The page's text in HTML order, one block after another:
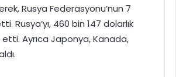
Rusya Federasyonu’nun 7
Rusya’yı, 460 bin 147 dolarlık
Ayrıca Japonya, Kanada,